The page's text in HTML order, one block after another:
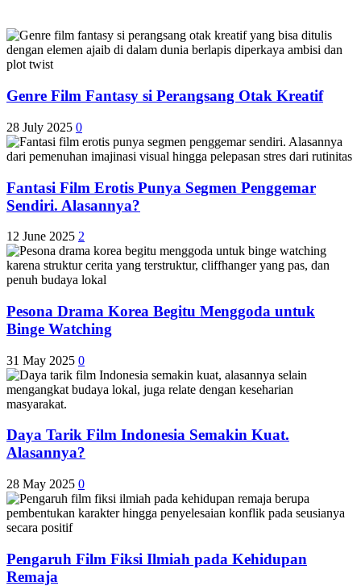
Genre Film Fantasy si Perangsang Otak Kreatif
28 July 2025 0
Fantasi Film Erotis Punya Segmen Penggemar
Sendiri. Alasannya?
12 June 2025 2
Pesona Drama Korea Begitu Menggoda untuk
Binge Watching
31 May 2025 0
Daya Tarik Film Indonesia Semakin Kuat.
Alasannya?
28 May 2025 0
Pengaruh Film Fiksi Ilmiah pada Kehidupan
Remaja